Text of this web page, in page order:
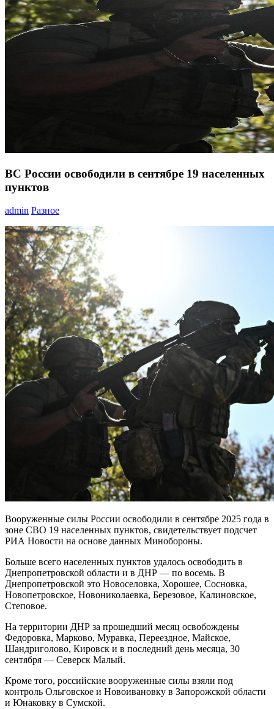
ВС России освободили в сентябре 19 населенных
пунктов
admin Разное
Вооруженные силы России освободили в сентябре 2025 года в
зоне СВО 19 населенных пунктов, свидетельствует подсчет
РИА Новости на основе данных Минобороны.
Больше всего населенных пунктов удалось освободить в
Днепропетровской области и в ДНР — по восемь. В
Днепропетровской это Новоселовка, Хорошее, Сосновка,
Новопетровское, Новониколаевка, Березовое, Калиновское,
Степовое.
На территории ДНР за прошедший месяц освобождены
Федоровка, Марково, Муравка, Переездное, Майское,
Шандриголово, Кировск и в последний день месяца, 30
сентября — Северск Малый.
Кроме того, российские вооруженные силы взяли под
контроль Ольговское и Новоивановку в Запорожской области
и Юнаковку в Сумской.